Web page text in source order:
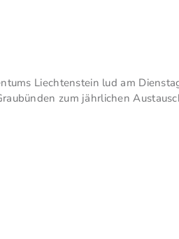
Liechtenstein lud am
zum jährlichen